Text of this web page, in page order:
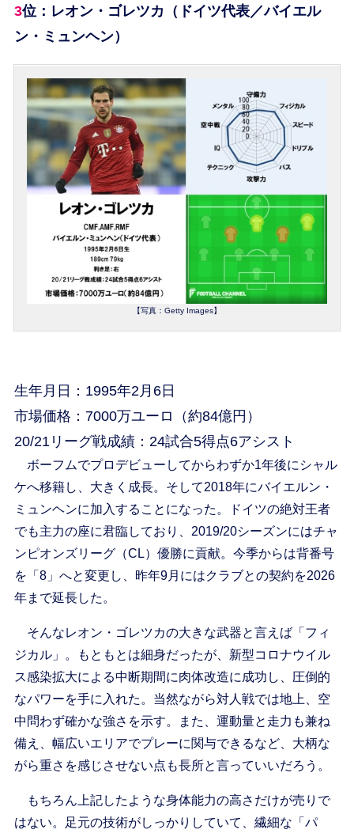
3位：レオン・ゴレツカ（ドイツ代表／バイエル
ン・ミュンヘン）
【写真：Getty Images】
生年月日：1995年2月6日
市場価格：7000万ユーロ（約84億円）
20/21リーグ戦成績：24試合5得点6アシスト
ボーフムでプロデビューしてからわずか1年後にシャル
ケへ移籍し、大きく成長。そして2018年にバイエルン・
ミュンヘンに加入することになった。ドイツの絶対王者
でも主力の座に君臨しており、2019/20シーズンにはチャ
ンピオンズリーグ（CL）優勝に貢献。今季からは背番号
を「8」へと変更し、昨年9月にはクラブとの契約を2026
年まで延長した。
そんなレオン・ゴレツカの大きな武器と言えば「フィ
ジカル」。もともとは細身だったが、新型コロナウイル
ス感染拡大による中断期間に肉体改造に成功し、圧倒的
なパワーを手に入れた。当然ながら対人戦では地上、空
中問わず確かな強さを示す。また、運動量と走力も兼ね
備え、幅広いエリアでプレーに関与できるなど、大柄な
がら重さを感じさせない点も長所と言っていいだろう。
もちろん上記したような身体能力の高さだけが売りで
はない。足元の技術がしっかりしていて、繊細な「パ